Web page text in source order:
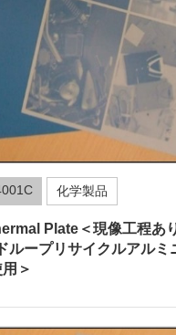
化学製品
Plate＜現像工程あ
ループリサイクルアルミ
＞